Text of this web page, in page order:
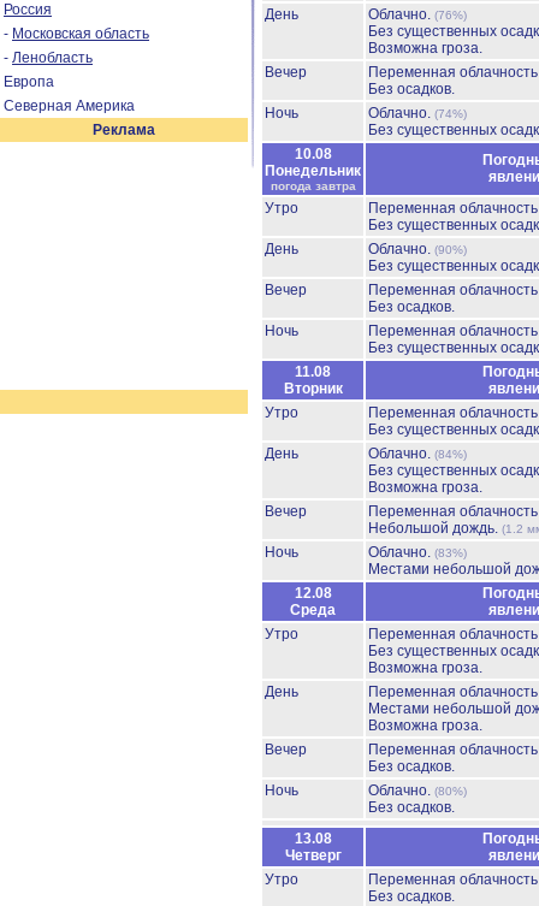
Россия
- Московская область
- Ленобласть
Европа
Северная Америка
Реклама
День
Облачно. (76%)
Без существенных
Возможна гроза.
Вечер
Переменная
Без осадков.
Ночь
Облачно. (74%)
Без существенных
10.08
Понедельник
погода завтра
Утро
Переменная
Без существенных
День
Облачно. (90%)
Без существенных
Вечер
Переменная
Без осадков.
Ночь
Переменная
Без существенных
11.08
Вторник
Утро
Переменная
Без существенных
День
Облачно. (84%)
Без существенных
Возможна гроза.
Вечер
Переменная
Небольшой дождь. (1.2
Ночь Облачно. (83%)
Местами небольшой
12.08
Среда
Утро
Переменная
Без существенных
Возможна гроза.
День
Переменная
Местами небольшой
Возможна гроза.
Вечер
Переменная
Без осадков.
Ночь
Облачно. (80%)
Без осадков.
13.08
Четверг
Утро
Переменная
Без осадков.